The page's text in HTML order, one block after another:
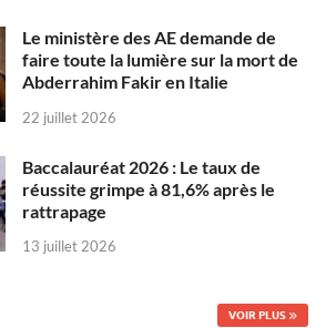
Le ministère des AE demande de
faire toute la lumière sur la mort de
Abderrahim Fakir en Italie
22 juillet 2026
Baccalauréat 2026 : Le taux de
réussite grimpe à 81,6% après le
rattrapage
13 juillet 2026
VOIR PLUS